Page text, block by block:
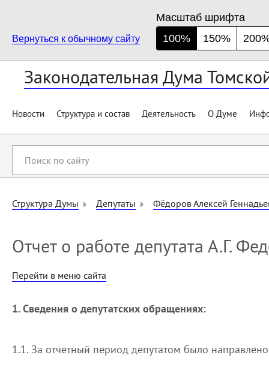
Вернуться к обычному сайту
Масштаб шрифта
100%
150%
Законодательная Дума
Новости Структура и состав Деятельность О Думе
сайту
Структура Думы
Депутаты Фёдоров Алексей
Отчет о работе депутата А.Г.
Перейти в меню сайта
1. Сведения о депутатских обращениях:
1.1. За отчетный период депутатом было